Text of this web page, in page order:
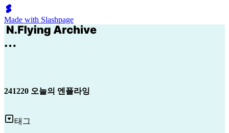
Made with Slashpage
241220 오늘의 엔플라잉
태그